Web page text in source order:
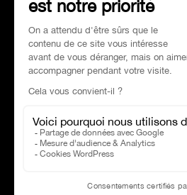
HEAD OFFICE
Adresse : Paris 75017
Tél :01 47 39 96 50
Horaires :